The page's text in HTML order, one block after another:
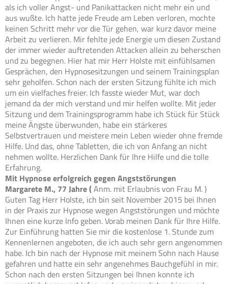
als ich voller Angst- und Panikattacken nicht mehr ein und
aus wußte. Ich hatte jede Freude am Leben verloren, mochte
keinen Schritt mehr vor die Tür gehen, war kurz davor meine
Arbeit zu verlieren. Mir fehlte jede Energie um diesen Zustand
der immer wieder auftretenden Attacken allein zu beherschen
und zu begegnen. Hier hat mir Herr Holste mit einfühlsamen
Gesprächen, den Hypnosesitzungen und seinem Trainingsplan
sehr geholfen. Schon nach der ersten Sitzung fühlte ich mich
um ein vielfaches freier. Ich fasste wieder Mut, war doch
jemand da der mich verstand und mir helfen wollte. Mit jeder
Sitzung und dem Trainingsprogramm habe ich Stück für Stück
meine Ängste überwunden, habe ein stärkeres
Selbstvertrauen und meistere mein Leben wieder ohne fremde
Hilfe. Und das, ohne Tabletten, die ich von Anfang an nicht
nehmen wollte. Herzlichen Dank für Ihre Hilfe und die tolle
Erfahrung.
Mit Hypnose erfolgreich gegen Angststörungen
Margarete M., 77 Jahre (Anm. mit Erlaubnis von Frau M. )
Guten Tag Herr Holste, ich bin seit November 2015 bei Ihnen
in der Praxis zur Hypnose wegen Angststörungen und möchte
Ihnen eine kurze Info geben. Vorab meinen Dank für Ihre Hilfe.
Zur Einführung hatten Sie mir die kostenlose 1. Stunde zum
Kennenlernen angeboten, die ich auch sehr gern angenommen
habe. Ich bin nach der Hypnose mit meinem Sohn nach Hause
gefahren und hatte ein sehr angenehmes Bauchgefühl in mir.
Schon nach den ersten Sitzungen bei Ihnen konnte ich